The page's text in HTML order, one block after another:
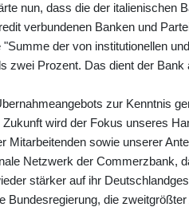
nun, dass die der italienischen
verbundenen Banken und
der von institutionellen
zwei Prozent. Das dient der
zur Kenntnis
wird der Fokus unseres
Mitarbeitenden sowie unserer
Netzwerk der Commerzbank,
stärker auf ihr
Bundesregierung, die